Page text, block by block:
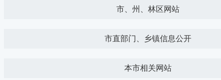
市、州、林区网站
市直部门、乡镇信息公开
本市相关网站